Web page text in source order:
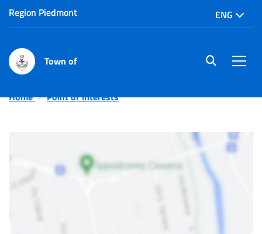
Region Piedmont ENG
Town of site.searc
Home Point of interests